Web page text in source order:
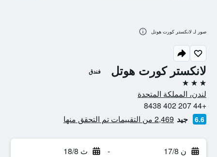
لانكستر كورت هوتل فندق
3 نجوم
لندن، المملكة المتحدة
+44 207 402 8438
6.6 جيد 2,469 من التقييمات تم التحقق منها
ن 17/8 - ث 18/8
صور لـ لانكستر كورت هوتل